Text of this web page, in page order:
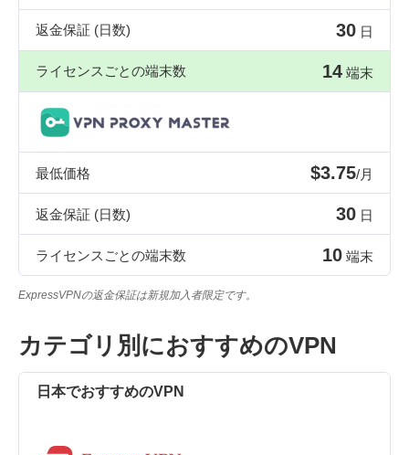
返金保証 (日数) 30 日
ライセンスごとの端末数 14 端末
最低価格 $3.75/月
返金保証 (日数) 30 日
ライセンスごとの端末数 10 端末
ExpressVPNの返金保証は新規加入者限定です。
カテゴリ別におすすめのVPN
日本でおすすめのVPN